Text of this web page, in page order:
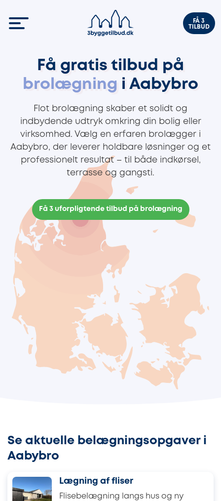
FÅ 3
TILBUD
Få gratis tilbud på
brolægning i Aabybro
Flot brolægning skaber et solidt og
indbydende udtryk omkring din bolig eller
virksomhed. Vælg en erfaren brolægger i
Aabybro, der leverer holdbare løsninger og et
professionelt resultat – til både indkørsel,
terrasse og gangsti.
Få 3 uforpligtende tilbud på brolægning
Se aktuelle belægningsopgaver i
Aabybro
Lægning af fliser
Flisebelægning langs hus og ny